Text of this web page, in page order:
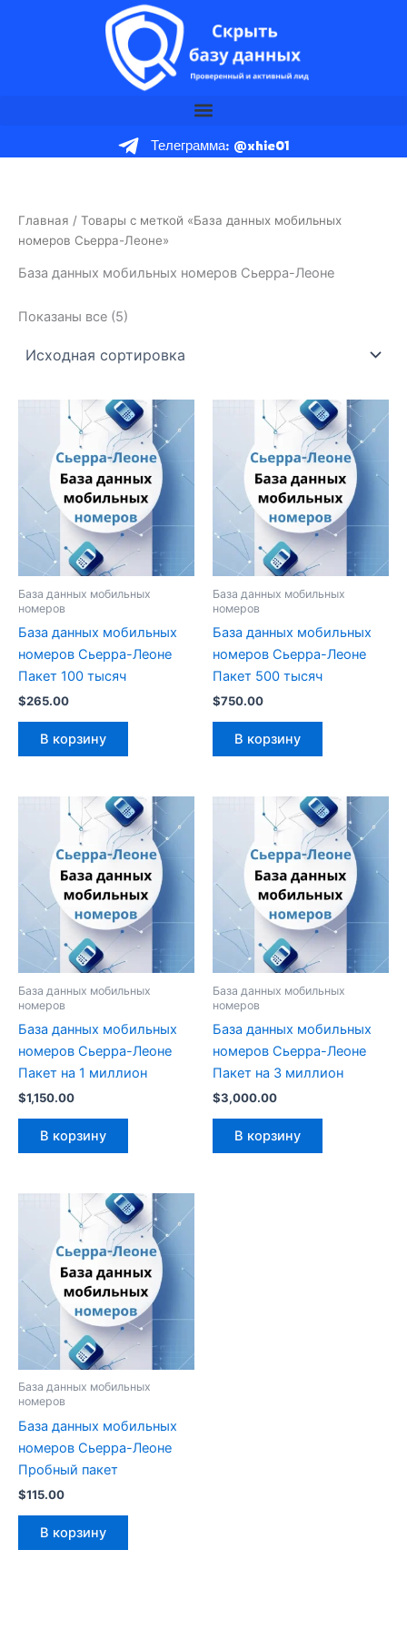
Телеграмма: @xhie01
Главная / Товары с меткой «База данных мобильных
номеров Сьерра-Леоне»
База данных мобильных номеров Сьерра-Леоне
Показаны все (5)
База данных мобильных
номеров
База данных мобильных
номеров Сьерра-Леоне
Пакет 100 тысяч
$265.00
В корзину
База данных мобильных
номеров
База данных мобильных
номеров Сьерра-Леоне
Пакет 500 тысяч
$750.00
В корзину
База данных мобильных
номеров
База данных мобильных
номеров Сьерра-Леоне
Пакет на 1 миллион
$1,150.00
В корзину
База данных мобильных
номеров
База данных мобильных
номеров Сьерра-Леоне
Пакет на 3 миллион
$3,000.00
В корзину
База данных мобильных
номеров
База данных мобильных
номеров Сьерра-Леоне
Пробный пакет
$115.00
В корзину